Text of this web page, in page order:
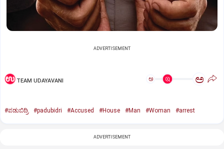
ADVERTISEMENT
TEAM UDAYAVANI ಅ ಅ
#ಪಡುಬಿದ್ರಿ #padubidri #Accused #House #Man #Woman #arrest
ADVERTISEMENT